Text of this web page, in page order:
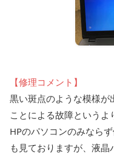
【修理コメント】
黒い斑点のような模様が
ことによる故障というよ
HPのパソコンのみなら
も見ておりますが、液晶